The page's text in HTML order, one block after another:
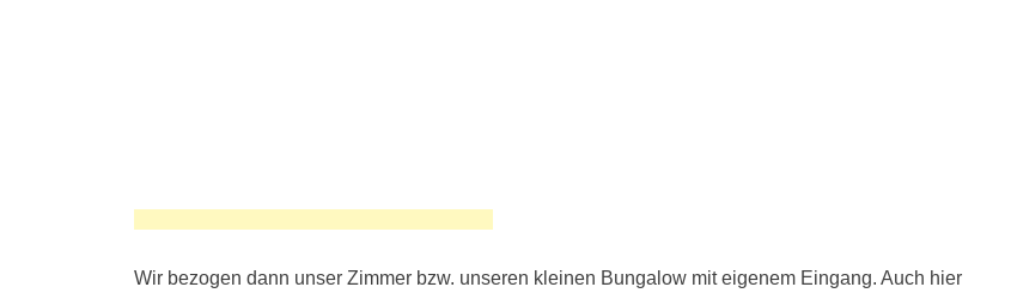
Wir bezogen dann unser Zimmer bzw. unseren kleinen Bungalow mit eigenem Eingang. Auch hier